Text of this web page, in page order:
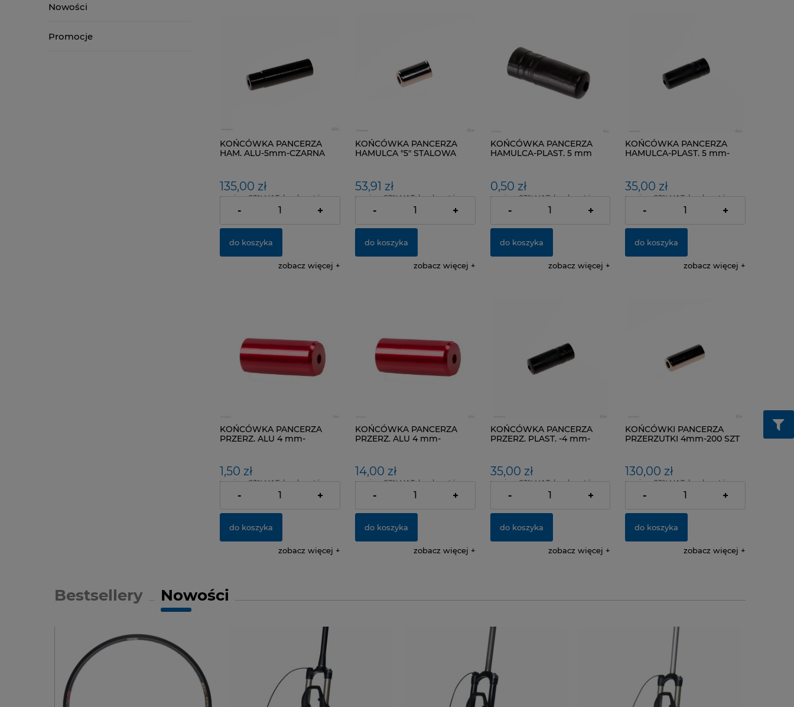
Nowości
Promocje
KOŃCÓWKA PANCERZA
HAM. ALU-5mm-CZARNA
135,00 zł
zawiera 23% VAT, bez kosztów
dostawy
- +
do koszyka
zobacz więcej
KOŃCÓWKA PANCERZA
HAMULCA "5" STALOWA
53,91 zł
zawiera 23% VAT, bez kosztów
dostawy
- +
do koszyka
zobacz więcej
KOŃCÓWKA PANCERZA
HAMULCA-PLAST. 5 mm
0,50 zł
zawiera 23% VAT, bez kosztów
dostawy
- +
do koszyka
zobacz więcej
KOŃCÓWKA PANCERZA
HAMULCA-PLAST. 5 mm-
35,00 zł
zawiera 23% VAT, bez kosztów
dostawy
- +
do koszyka
zobacz więcej
KOŃCÓWKA PANCERZA
PRZERZ. ALU 4 mm-
1,50 zł
zawiera 23% VAT, bez kosztów
dostawy
- +
do koszyka
zobacz więcej
KOŃCÓWKA PANCERZA
PRZERZ. ALU 4 mm-
14,00 zł
zawiera 23% VAT, bez kosztów
dostawy
- +
do koszyka
zobacz więcej
KOŃCÓWKA PANCERZA
PRZERZ. PLAST. -4 mm-
35,00 zł
zawiera 23% VAT, bez kosztów
dostawy
- +
do koszyka
zobacz więcej
KOŃCÓWKI PANCERZA
PRZERZUTKI 4mm-200 SZT
130,00 zł
zawiera 23% VAT, bez kosztów
dostawy
- +
do koszyka
zobacz więcej
Nowości
Bestsellery